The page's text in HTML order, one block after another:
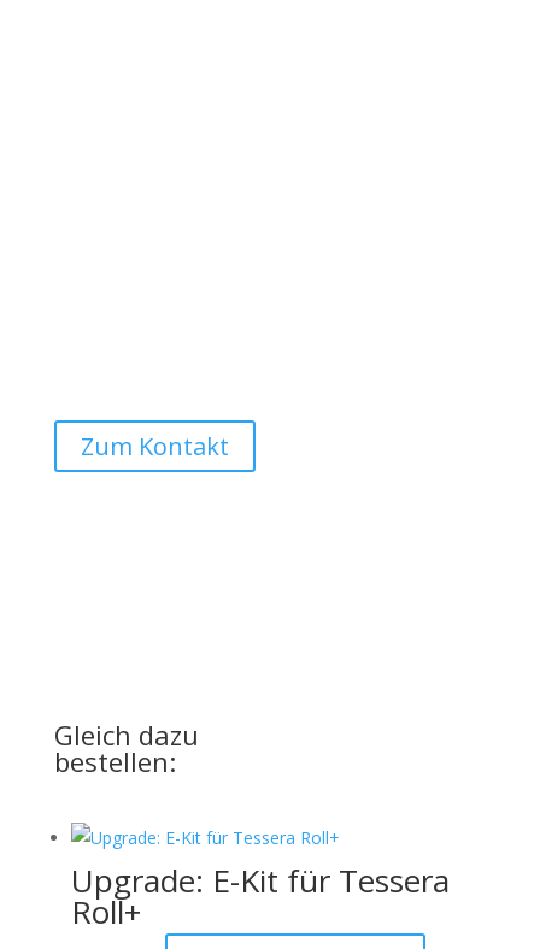
Zum Kontakt
Gleich dazu
bestellen:
Upgrade: E-Kit für Tessera
Roll+